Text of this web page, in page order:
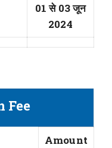
01 से 03 जून
2024
Fee
Amount